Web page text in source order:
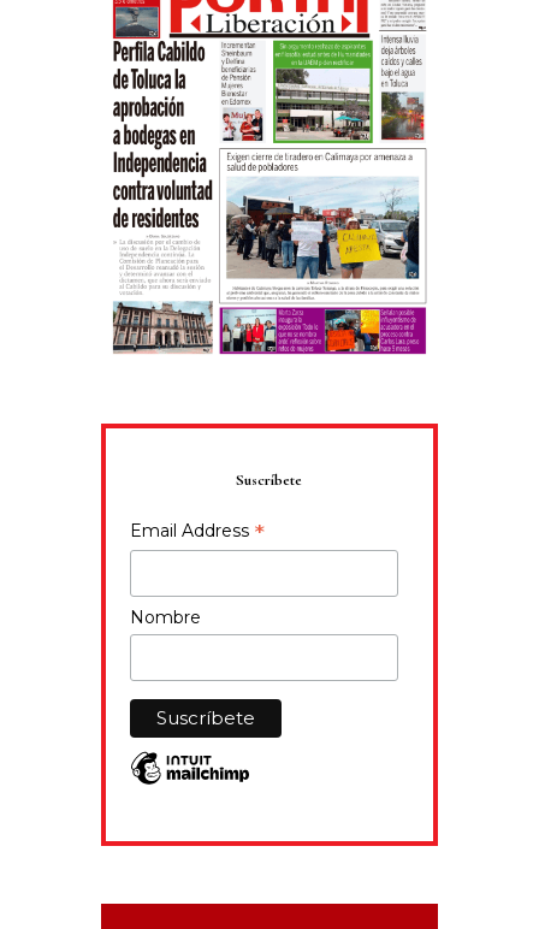
Suscríbete
Email Address *
Nombre